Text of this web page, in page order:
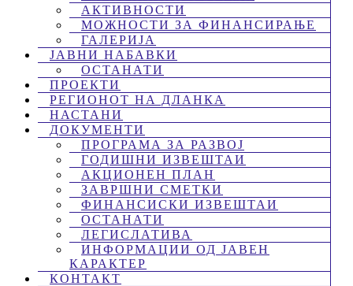
АКТИВНОСТИ
МОЖНОСТИ ЗА ФИНАНСИРАЊЕ
ГАЛЕРИЈА
ЈАВНИ НАБАВКИ
ОСТАНАТИ
ПРОЕКТИ
РЕГИОНОТ НА ДЛАНКА
НАСТАНИ
ДОКУМЕНТИ
ПРОГРАМА ЗА РАЗВОЈ
ГОДИШНИ ИЗВЕШТАИ
АКЦИОНЕН ПЛАН
ЗАВРШНИ СМЕТКИ
ФИНАНСИСКИ ИЗВЕШТАИ
ОСТАНАТИ
ЛЕГИСЛАТИВА
ИНФОРМАЦИИ ОД ЈАВЕН
КАРАКТЕР
КОНТАКТ